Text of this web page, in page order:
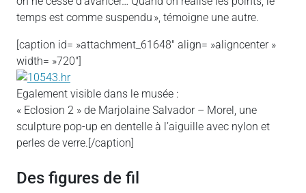
temps est comme suspendu », témoigne une autre.
[caption id= »attachment_61648″ align= »aligncenter »
width= »720″]
Egalement visible dans le musée :
« Eclosion 2 » de Marjolaine Salvador – Morel, une
sculpture pop-up en dentelle à l’aiguille avec nylon et
perles de verre.[/caption]
Des figures de fil